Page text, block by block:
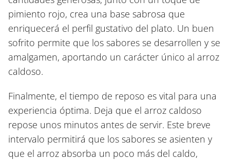
pimiento rojo, crea una base sabrosa que
enriquecerá el perfil gustativo del plato. Un buen
sofrito permite que los sabores se desarrollen y se
amalgamen, aportando un carácter único al arroz
caldoso.
Finalmente, el tiempo de reposo es vital para una
experiencia óptima. Deja que el arroz caldoso
repose unos minutos antes de servir. Este breve
intervalo permitirá que los sabores se asienten y
que el arroz absorba un poco más del caldo,